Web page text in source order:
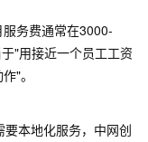
服务费通常在3000-
"用接近一个员工工资
"。
本地化服务，中网创